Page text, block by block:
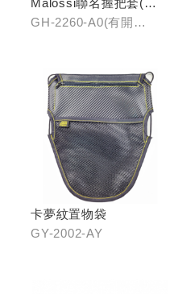
開口)/(無開口)
GH-2260-A0(有開
卡夢紋置物袋
GY-2002-AY